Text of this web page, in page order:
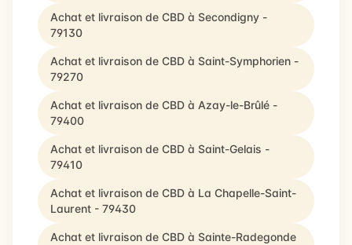
Achat et livraison de CBD à Secondigny -
79130
Achat et livraison de CBD à Saint-Symphorien -
79270
Achat et livraison de CBD à Azay-le-Brûlé -
79400
Achat et livraison de CBD à Saint-Gelais -
79410
Achat et livraison de CBD à La Chapelle-Saint-
Laurent - 79430
Achat et livraison de CBD à Sainte-Radegonde